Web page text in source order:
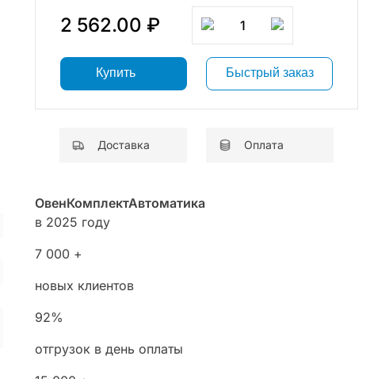
2 562.00 ₽ 1
Купить Быстрый заказ
Доставка Оплата
ОвенКомплектАвтоматика
в 2025 году
7 000 +
новых клиентов
92%
отгрузок в день оплаты